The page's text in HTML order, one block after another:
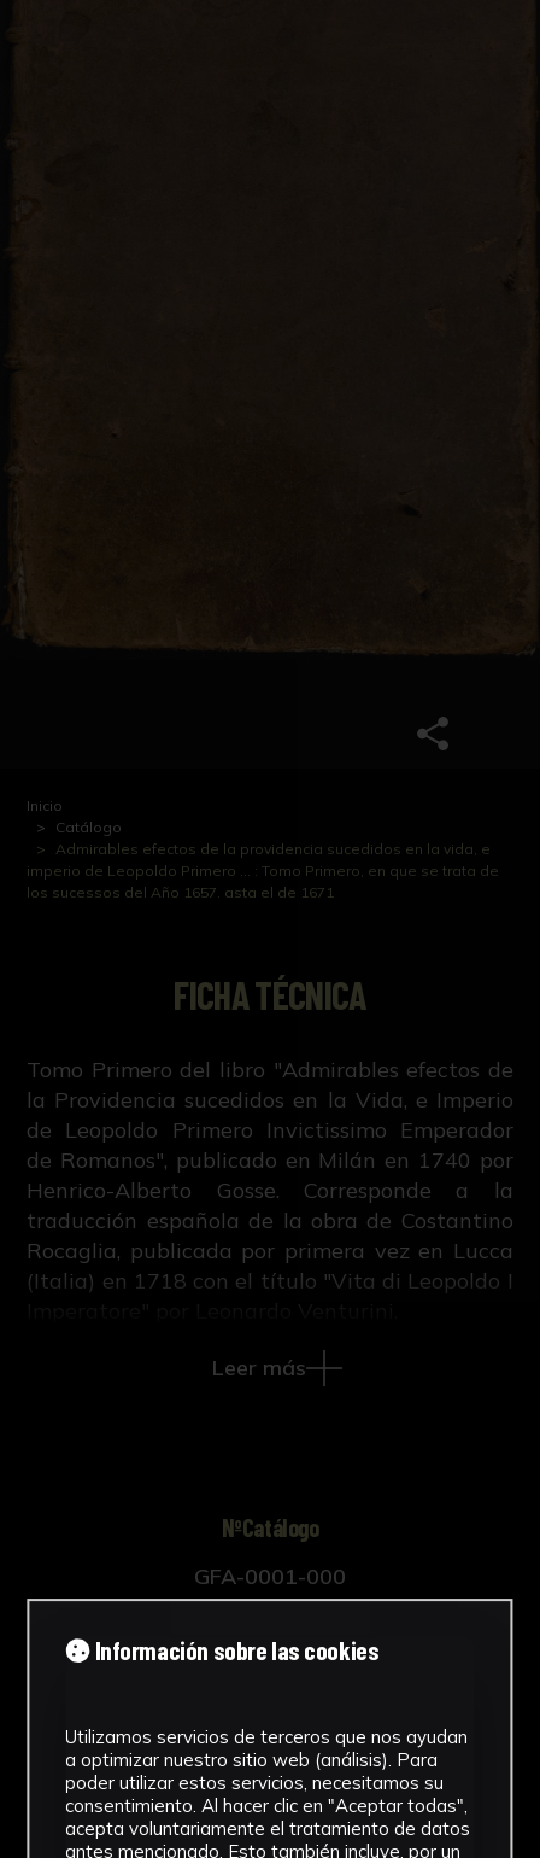
Inicio
Catálogo
Admirables efectos de la providencia sucedidos en la vida, e
imperio de Leopoldo Primero ... : Tomo Primero, en que se trata de
los sucessos del Año 1657. asta el de 1671
FICHA TÉCNICA
Tomo Primero del libro "Admirables efectos de
la Providencia sucedidos en la Vida, e Imperio
de Leopoldo Primero Invictissimo Emperador
de Romanos", publicado en Milán en 1740 por
Henrico-Alberto Gosse. Corresponde a la
traducción española de la obra de Costantino
Rocaglia, publicada por primera vez en Lucca
(Italia) en 1718 con el título "Vita di Leopoldo I
hazañas de la vida de Leopoldo I de
Leer más
NºCatálogo
GFA-0001-000
Tipología
Libro
Información sobre las cookies
Utilizamos servicios de terceros que nos ayudan
a optimizar nuestro sitio web (análisis). Para
poder utilizar estos servicios, necesitamos su
consentimiento. Al hacer clic en "Aceptar todas",
acepta voluntariamente el tratamiento de datos
antes mencionado. Esto también incluye, por un